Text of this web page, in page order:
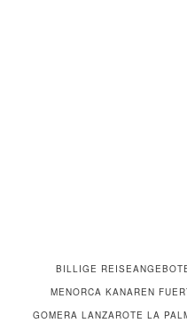
BILLIGE
MENORCA KANAREN
GOMERA LANZAROTE LA